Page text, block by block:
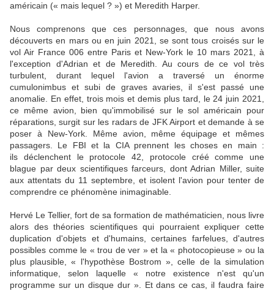
américain (« mais lequel ? ») et Meredith Harper.
Nous comprenons que ces personnages, que nous avons
découverts en mars ou en juin 2021, se sont tous croisés sur le
vol Air France 006 entre Paris et New-York le 10 mars 2021, à
l'exception d'Adrian et de Meredith. Au cours de ce vol très
turbulent, durant lequel l'avion a traversé un énorme
cumulonimbus et subi de graves avaries, il s'est passé une
anomalie. En effet, trois mois et demis plus tard, le 24 juin 2021,
ce même avion, bien qu'immobilisé sur le sol américain pour
réparations, surgit sur les radars de JFK Airport et demande à se
poser à New-York. Même avion, même équipage et mêmes
passagers. Le FBI et la CIA prennent les choses en main :
ils déclenchent le protocole 42, protocole créé comme une
blague par deux scientifiques farceurs, dont Adrian Miller, suite
aux attentats du 11 septembre, et isolent l'avion pour tenter de
comprendre ce phénomène inimaginable.
Hervé Le Tellier, fort de sa formation de mathématicien, nous livre
alors des théories scientifiques qui pourraient expliquer cette
duplication d'objets et d'humains, certaines farfelues, d'autres
possibles comme le « trou de ver » et la « photocopieuse » ou la
plus plausible, « l'hypothèse Bostrom », celle de la simulation
informatique, selon laquelle « notre existence n'est qu'un
programme sur un disque dur ». Et dans ce cas, il faudra faire